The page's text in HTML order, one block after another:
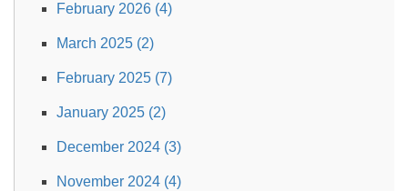
February 2026 (4)
March 2025 (2)
February 2025 (7)
January 2025 (2)
December 2024 (3)
November 2024 (4)